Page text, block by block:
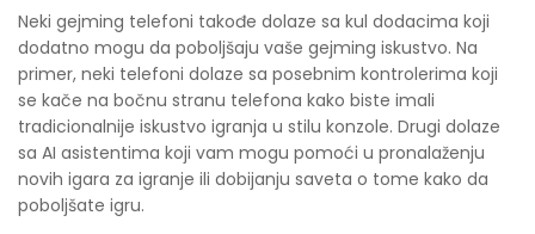
Neki gejming telefoni takođe dolaze sa kul dodacima koji
dodatno mogu da poboljšaju vaše gejming iskustvo. Na
primer, neki telefoni dolaze sa posebnim kontrolerima koji
se kače na bočnu stranu telefona kako biste imali
tradicionalnije iskustvo igranja u stilu konzole. Drugi dolaze
sa AI asistentima koji vam mogu pomoći u pronalaženju
novih igara za igranje ili dobijanju saveta o tome kako da
poboljšate igru.